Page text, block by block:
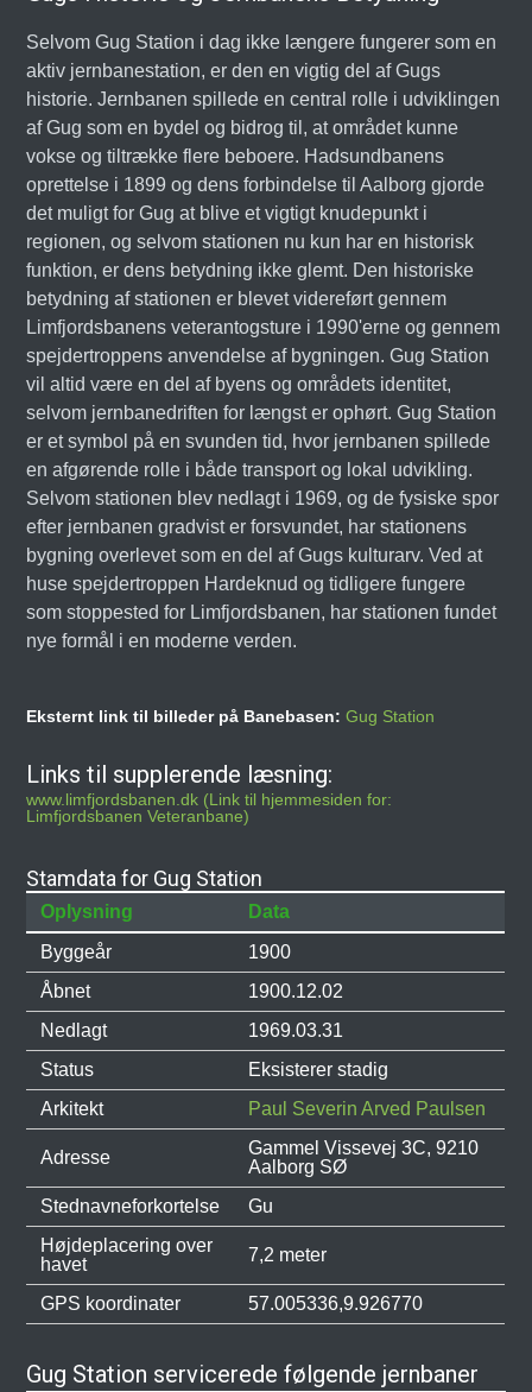
Selvom Gug Station i dag ikke længere fungerer som en
aktiv jernbanestation, er den en vigtig del af Gugs
historie. Jernbanen spillede en central rolle i udviklingen
af Gug som en bydel og bidrog til, at området kunne
vokse og tiltrække flere beboere. Hadsundbanens
oprettelse i 1899 og dens forbindelse til Aalborg gjorde
det muligt for Gug at blive et vigtigt knudepunkt i
regionen, og selvom stationen nu kun har en historisk
funktion, er dens betydning ikke glemt. Den historiske
betydning af stationen er blevet videreført gennem
Limfjordsbanens veterantogsture i 1990'erne og gennem
spejdertroppens anvendelse af bygningen. Gug Station
vil altid være en del af byens og områdets identitet,
selvom jernbanedriften for længst er ophørt. Gug Station
er et symbol på en svunden tid, hvor jernbanen spillede
en afgørende rolle i både transport og lokal udvikling.
Selvom stationen blev nedlagt i 1969, og de fysiske spor
efter jernbanen gradvist er forsvundet, har stationens
bygning overlevet som en del af Gugs kulturarv. Ved at
huse spejdertroppen Hardeknud og tidligere fungere
som stoppested for Limfjordsbanen, har stationen fundet
nye formål i en moderne verden.
Eksternt link til billeder på Banebasen:Gug Station
Links til supplerende læsning:
www.limfjordsbanen.dk (Link til hjemmesiden for:
Limfjordsbanen Veteranbane)
Stamdata for Gug Station
Oplysning
Data
Byggeår
1900
Åbnet
1900.12.02
Nedlagt
1969.03.31
Status
Eksisterer stadig
Arkitekt
Paul Severin Arved Paulsen
Adresse
Gammel Vissevej 3C, 9210
Aalborg SØ
Stednavneforkortelse
Gu
Højdeplacering over
havet
7,2 meter
GPS koordinater 57.005336,9.926770
Gug Station servicerede følgende jernbaner